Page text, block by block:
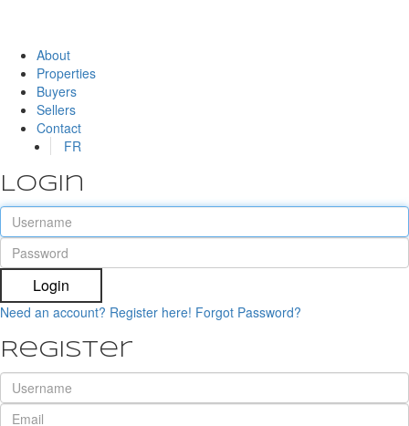
About
Properties
Buyers
Sellers
Contact
FR
Login
Login
Need an account? Register here! Forgot Password?
Register